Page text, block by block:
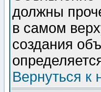
должны
в самом
создания
Вернуться к